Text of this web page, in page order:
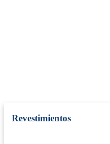
Revestimientos